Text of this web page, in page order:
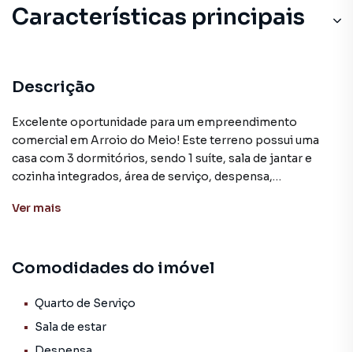
Características principais
Descrição
Excelente oportunidade para um empreendimento
comercial em Arroio do Meio! Este terreno possui uma
casa com 3 dormitórios, sendo 1 suíte, sala de jantar e
cozinha integrados, área de serviço, despensa,
instituições financeiras e hospital, tudo a poucas quadras
esses serviços sem precisar utilizar um veículo.
Ver mais
Comodidades do imóvel
Quarto de Serviço
Sala de estar